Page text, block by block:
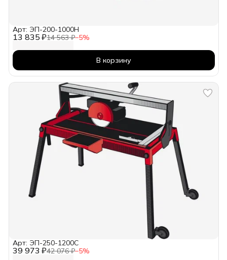
13 835 ₽14 563 ₽−5%
Арт: ЭП-200-1000Н
В корзину
39 973 ₽42 076 ₽−5%
Арт: ЭП-250-1200С